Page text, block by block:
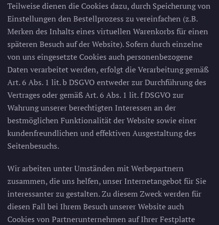
Teilweise dienen die Cookies dazu, durch Speicherung von
Einstellungen den Bestellprozess zu vereinfachen (z.B.
Merken des Inhalts eines virtuellen Warenkorbs für einen
späteren Besuch auf der Website). Sofern durch einzelne
von uns eingesetzte Cookies auch personenbezogene
Daten verarbeitet werden, erfolgt die Verarbeitung gemäß
Art. 6 Abs. 1 lit. b DSGVO entweder zur Durchführung des
Vertrages oder gemäß Art. 6 Abs. 1 lit. f DSGVO zur
Wahrung unserer berechtigten Interessen an der
bestmöglichen Funktionalität der Website sowie einer
kundenfreundlichen und effektiven Ausgestaltung des
Seitenbesuchs.
Wir arbeiten unter Umständen mit Werbepartnern
zusammen, die uns helfen, unser Internetangebot für Sie
interessanter zu gestalten. Zu diesem Zweck werden für
diesen Fall bei Ihrem Besuch unserer Website auch
Cookies von Partnerunternehmen auf Ihrer Festplatte